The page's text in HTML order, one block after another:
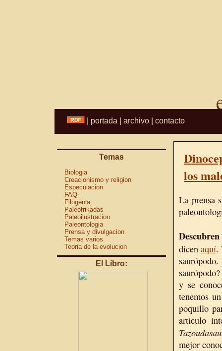
portada archivo contacto
Temas
Biologia
Creacionismo y religion
Especulacion
FAQ
Filogenia
Paleofrikadas
Paleoilustracion
Paleontologia
Prensa y divulgacion
Temas varios
Teoria de la evolucion
El Libro:
los
La prensa
dicenaquí.
y se
tenemos
poquillo
artículo
mejor